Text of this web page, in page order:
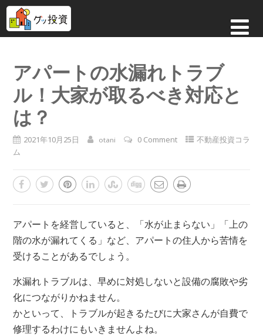
アパートの水漏れトラブ
ル！大家が取るべき対応と
は？
2021年10月25日 otani 0 Comment
不動産投資コラ
ム
アパートを経営していると、「水が止まらない」「上の
階の水が漏れてくる」など、アパートの住人から苦情を
受けることがあるでしょう。
水漏れトラブルは、早めに対処しないと設備の腐敗や劣
化につながりかねません。
かといって、トラブルが起きるたびに大家さんが自費で
修理するわけにもいきませんよね。